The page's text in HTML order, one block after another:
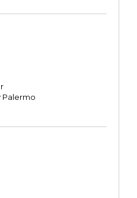
Palermo